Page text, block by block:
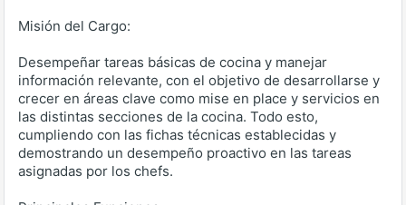
Misión del Cargo:
Desempeñar tareas básicas de cocina y manejar
información relevante, con el objetivo de desarrollarse y
crecer en áreas clave como mise en place y servicios en
las distintas secciones de la cocina. Todo esto,
cumpliendo con las fichas técnicas establecidas y
demostrando un desempeño proactivo en las tareas
asignadas por los chefs.